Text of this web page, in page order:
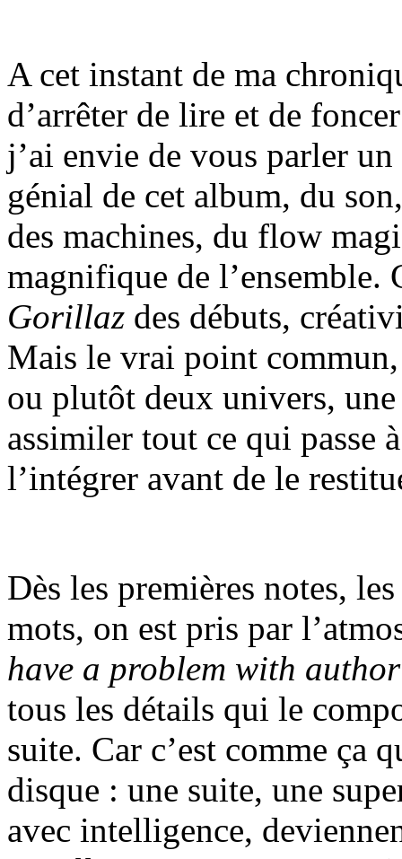
A cet instant de ma
d’arrêter de lire et de
j’ai envie de vous parler
génial de cet album, du
des machines, du flow
magnifique de l’ensemble.
Gorillaz des débuts,
Mais le vrai point commun,
ou plutôt deux univers,
assimiler tout ce qui passe
l’intégrer avant de le
Dès les premières notes,
mots, on est pris par
have a problem with
tous les détails qui le
suite. Car c’est comme ça
disque : une suite, une
avec intelligence,